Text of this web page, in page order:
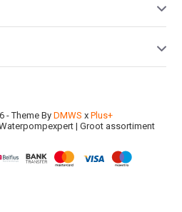
- Theme By DMWS x Plus+
| Groot assortiment